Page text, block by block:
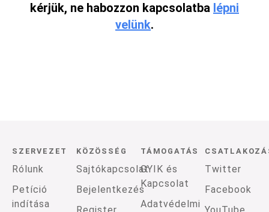
kérjük, ne habozzon kapcsolatba lépni
velünk.
SZERVEZET
Rólunk
Petíció
indítása
KÖZÖSSÉG
Sajtókapcsolat
Bejelentkezés
TÁMOGATÁS
GYIK és
Kapcsolat
Adatvédelmi
Twitter
Facebook